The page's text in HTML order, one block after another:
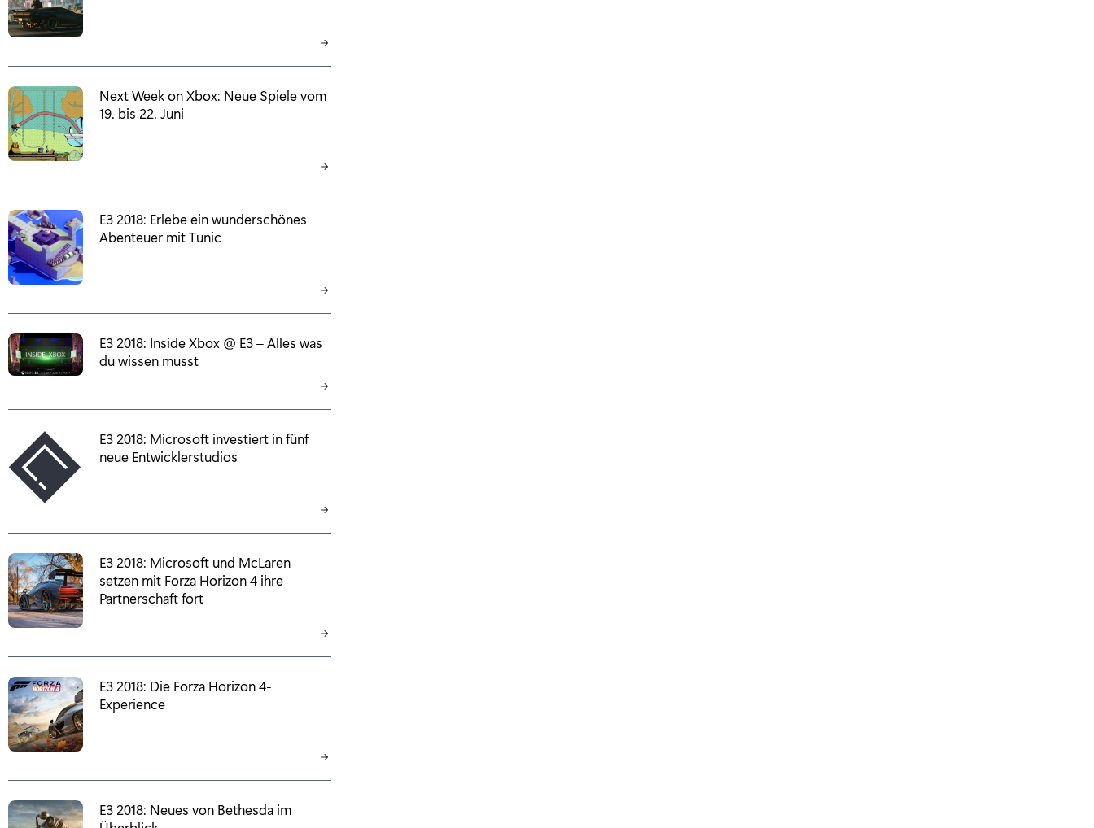
Next Week on Xbox: Neue Spiele vom
19. bis 22. Juni
E3 2018: Erlebe ein wunderschönes
Abenteuer mit Tunic
E3 2018: Inside Xbox @ E3 – Alles was
du wissen musst
E3 2018: Microsoft investiert in fünf
neue Entwicklerstudios
E3 2018: Microsoft und McLaren
setzen mit Forza Horizon 4 ihre
Partnerschaft fort
E3 2018: Die Forza Horizon 4-
Experience
E3 2018: Neues von Bethesda im